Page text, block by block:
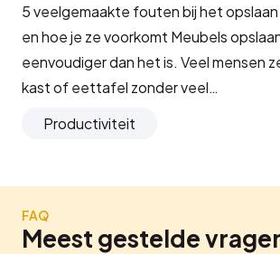
5 veelgemaakte fouten bij het opslaan
en hoe je ze voorkomt Meubels
eenvoudiger dan het is. Veel mensen
kast of eettafel zonder veel…
Productiviteit
FAQ
Meest gestelde